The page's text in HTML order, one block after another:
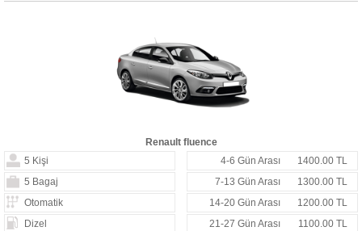
Renault fluence
5 Kişi
4-6 Gün Arası
1400.00 TL
5 Bagaj
7-13 Gün Arası
1300.00 TL
Otomatik
14-20 Gün Arası
1200.00 TL
Dizel
21-27 Gün Arası
1100.00 TL